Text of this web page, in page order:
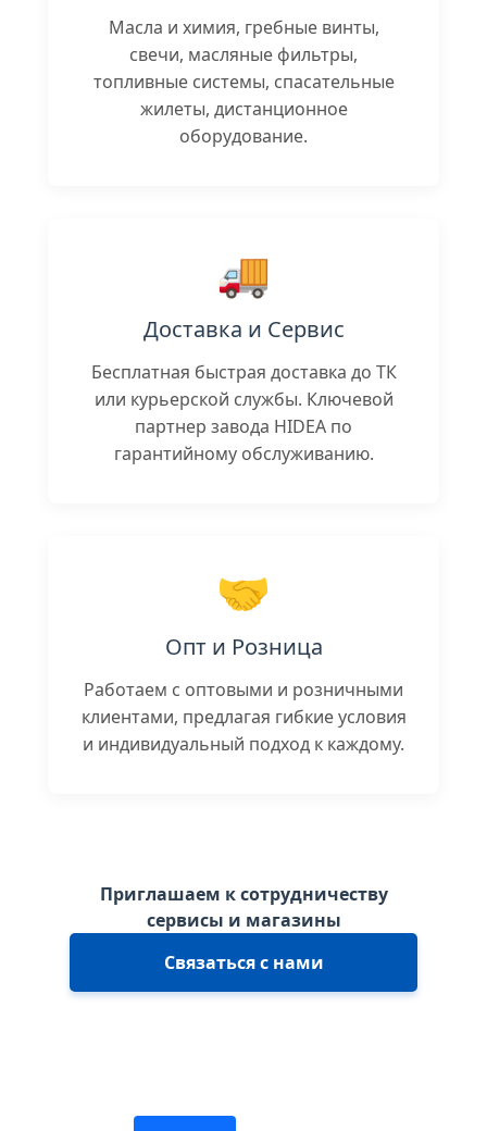
Масла и химия, гребные винты,
свечи, масляные фильтры,
топливные системы, спасательные
жилеты, дистанционное
оборудование.
🚚
Доставка и Сервис
Бесплатная быстрая доставка до ТК
или курьерской службы. Ключевой
партнер завода HIDEA по
гарантийному обслуживанию.
🤝
Опт и Розница
Работаем с оптовыми и розничными
клиентами, предлагая гибкие условия
и индивидуальный подход к каждому.
Приглашаем к сотрудничеству
сервисы и магазины
Связаться с нами